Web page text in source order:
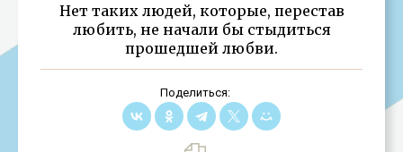
Нет таких людей, которые, перестав
любить, не начали бы стыдиться
прошедшей любви.
Поделиться: